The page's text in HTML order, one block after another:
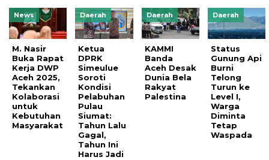
News
M. Nasir
Buka Rapat
Kerja DWP
Aceh 2025,
Tekankan
Kolaborasi
untuk
Kebutuhan
Masyarakat
Daerah
Ketua
DPRK
Simeulue
Soroti
Kondisi
Pelabuhan
Pulau
Siumat:
Tahun Lalu
Gagal,
Tahun Ini
Harus Jadi
Daerah
KAMMI
Banda
Aceh Desak
Dunia Bela
Rakyat
Palestina
Daerah
Status
Gunung Api
Burni
Telong
Turun ke
Level I,
Warga
Diminta
Tetap
Waspada